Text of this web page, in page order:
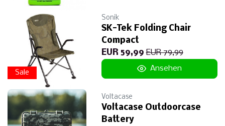
Sale
Sonik
SK-Tek Folding Chair
Compact
EUR 59,99 EUR 79,99
Ansehen
Voltacase
Voltacase Outdoorcase
Battery